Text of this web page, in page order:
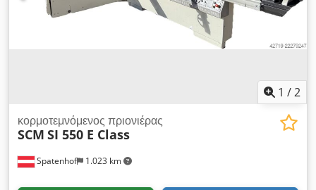
πώληση. Επικοινωνήστε μαζί μας για περισσότερες
πληροφορίες. Chedpfx Akozrw Nkjaea • Χωρητικότητα
1 /2
Spatenhof 1.023 km
κορμοτεμνόμενος πριονιέρας
SCM SI 550 E Class